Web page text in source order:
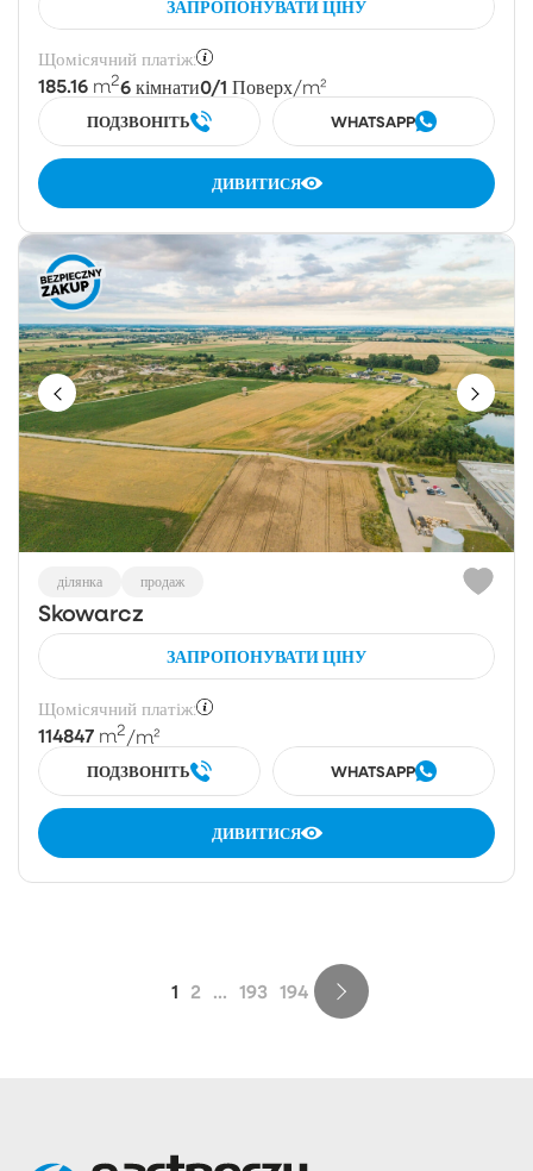
ЗАПРОПОНУВАТИ ЦІНУ
Щомісячний платіж:
185.16 m26 кімнати0/1 Поверх/m²
ПОДЗВОНІТЬ WHATSAPP
ДИВИТИСЯ
ділянка продаж
Skowarcz
ЗАПРОПОНУВАТИ ЦІНУ
Щомісячний платіж:
114847 m2/m²
ПОДЗВОНІТЬ WHATSAPP
ДИВИТИСЯ
1 2 ... 193 194